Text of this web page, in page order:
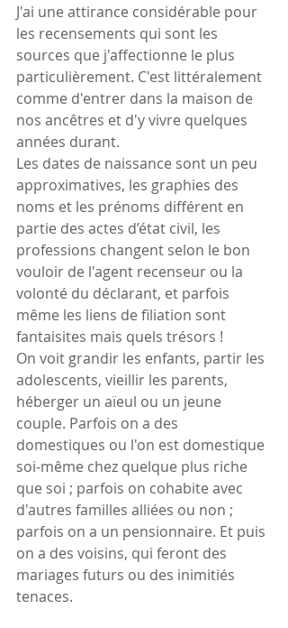
J'ai une attirance considérable pour
les recensements qui sont les
sources que j'affectionne le plus
particulièrement. C'est littéralement
comme d'entrer dans la maison de
nos ancêtres et d'y vivre quelques
années durant.
Les dates de naissance sont un peu
approximatives, les graphies des
noms et les prénoms différent en
partie des actes d’état civil, les
professions changent selon le bon
vouloir de l'agent recenseur ou la
volonté du déclarant, et parfois
même les liens de filiation sont
fantaisites mais quels trésors !
On voit grandir les enfants, partir les
adolescents, vieillir les parents,
héberger un aïeul ou un jeune
couple. Parfois on a des
domestiques ou l'on est domestique
soi-même chez quelque plus riche
que soi ; parfois on cohabite avec
d'autres familles alliées ou non ;
parfois on a un pensionnaire. Et puis
on a des voisins, qui feront des
mariages futurs ou des inimitiés
tenaces.